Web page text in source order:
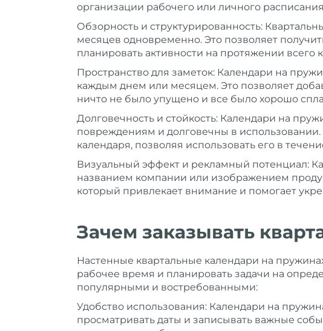
организации рабочего или личного
Обзорность и структурированность:
месяцев одновременно. Это позволяет
планировать активности на протяжении всего
Пространство для заметок: Календари на
каждым днем или месяцем. Это позволяет
ничто не было упущено и все было хорошо
Долговечность и стойкость: Календари на
повреждениям и долговечны в
календаря, позволяя использовать его в
Визуальный эффект и рекламный потенциал:
названием компании или изображением
который привлекает внимание и помогает
Зачем заказывать
Настенные квартальные календари на
рабочее время и планировать задачи на
популярными и востребованными:
Удобство использования: Календари на
просматривать даты и записывать важные